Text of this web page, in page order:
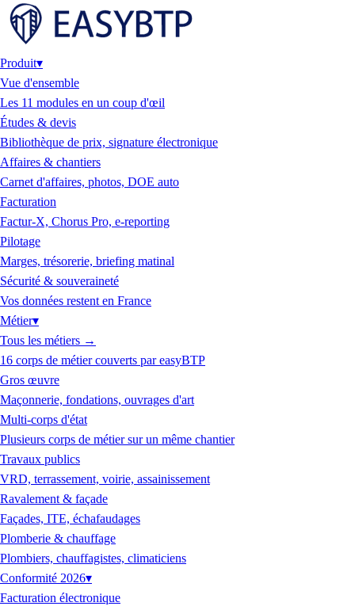
Produit▾
Vue d'ensemble
Les 11 modules en un coup d'œil
Études & devis
Bibliothèque de prix, signature électronique
Affaires & chantiers
Carnet d'affaires, photos, DOE auto
Facturation
Factur-X, Chorus Pro, e-reporting
Pilotage
Marges, trésorerie, briefing matinal
Sécurité & souveraineté
Vos données restent en France
Métier▾
Tous les métiers →
16 corps de métier couverts par easyBTP
Gros œuvre
Maçonnerie, fondations, ouvrages d'art
Multi-corps d'état
Plusieurs corps de métier sur un même chantier
Travaux publics
VRD, terrassement, voirie, assainissement
Ravalement & façade
Façades, ITE, échafaudages
Plomberie & chauffage
Plombiers, chauffagistes, climaticiens
Conformité 2026▾
Facturation électronique